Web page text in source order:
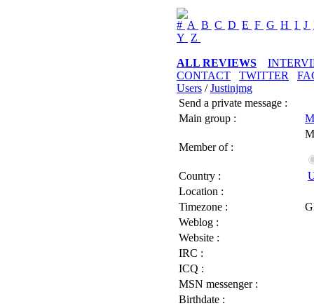
# A B C D E F G H I J
Y Z
ALL REVIEWS
CONTACT
TWITTER
Users /Justinjmg
Send a private message :
Main group :
Member of :
Country :
Location :
Timezone :
Weblog :
Website :
IRC :
ICQ :
MSN messenger :
Birthdate :